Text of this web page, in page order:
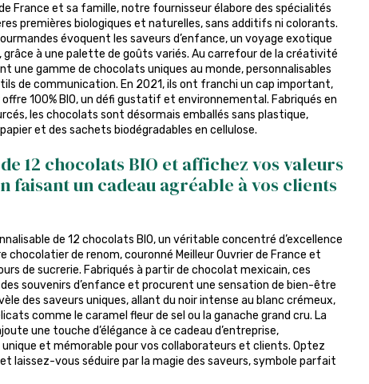
France et sa famille, notre fournisseur élabore des spécialités
premières biologiques et naturelles, sans additifs ni colorants.
évoquent les saveurs d’enfance, un voyage exotique
à une palette de goûts variés. Au carrefour de la créativité
une gamme de chocolats uniques au monde, personnalisables
de communication. En 2021, ils ont franchi un cap important,
100% BIO, un défi gustatif et environnemental. Fabriqués en
les chocolats sont désormais emballés sans plastique,
et des sachets biodégradables en cellulose.
12 chocolats BIO et affichez vos valeurs
faisant un cadeau agréable à vos clients
de 12 chocolats BIO, un véritable concentré d’excellence
chocolatier de renom, couronné Meilleur Ouvrier de France et
de sucrerie. Fabriqués à partir de chocolat mexicain, ces
souvenirs d’enfance et procurent une sensation de bien-être
des saveurs uniques, allant du noir intense au blanc crémeux,
comme le caramel fleur de sel ou la ganache grand cru. La
une touche d’élégance à ce cadeau d’entreprise,
et mémorable pour vos collaborateurs et clients. Optez
laissez-vous séduire par la magie des saveurs, symbole parfait